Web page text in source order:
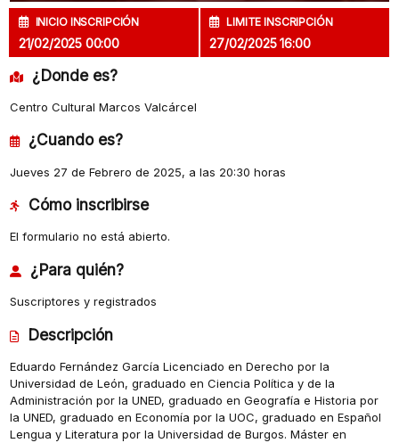
INICIO INSCRIPCIÓN
21/02/2025 00:00
LIMITE INSCRIPCIÓN
27/02/2025 16:00
¿Donde es?
Centro Cultural Marcos Valcárcel
¿Cuando es?
Jueves 27 de Febrero de 2025, a las 20:30 horas
Cómo inscribirse
El formulario no está abierto.
¿Para quién?
Suscriptores y registrados
Descripción
Eduardo Fernández García Licenciado en Derecho por la
Universidad de León, graduado en Ciencia Política y de la
Administración por la UNED, graduado en Geografía e Historia por
la UNED, graduado en Economía por la UOC, graduado en Español
Lengua y Literatura por la Universidad de Burgos. Máster en